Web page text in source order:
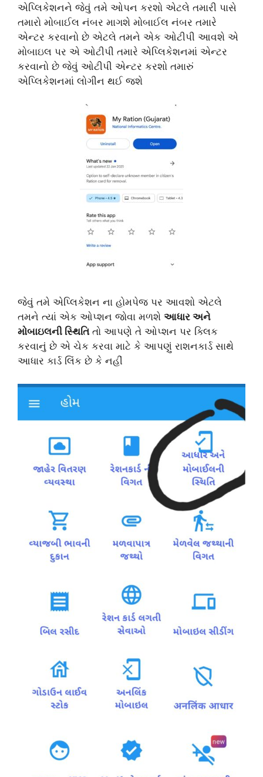
એપ્લિકેશનને જેવું તમે ઓપન કરશો એટલે તમારી પાસે
તમારો મોબાઈલ નંબર માગશે મોબાઈલ નંબર તમારે
એન્ટર કરવાનો છે એટલે તમને એક ઓટીપી આવશે એ
મોબાઇલ પર એ ઓટીપી તમારે એપ્લિકેશનમાં એન્ટર
કરવાનો છે જેવું ઓટીપી એન્ટર કરશો તમારું
એપ્લિકેશનમાં લોગીન થઈ જશે
જેવું તમે એપ્લિકેશન ના હોમપેજ પર આવશો એટલે
તમને ત્યાં એક ઓપ્શન જોવા મળશે આધાર અને
મોબાઇલની સ્થિતિતો આપણે તે ઓપ્શન પર ક્લિક
કરવાનું છે એ ચેક કરવા માટે કે આપણું રાશનકાર્ડ સાથે
આધાર કાર્ડ લિંક છે કે નહીં